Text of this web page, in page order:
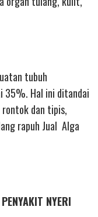
tubuh
35%. Hal ini ditandai
dan tipis,
rapuh Jual Alga
NYERI